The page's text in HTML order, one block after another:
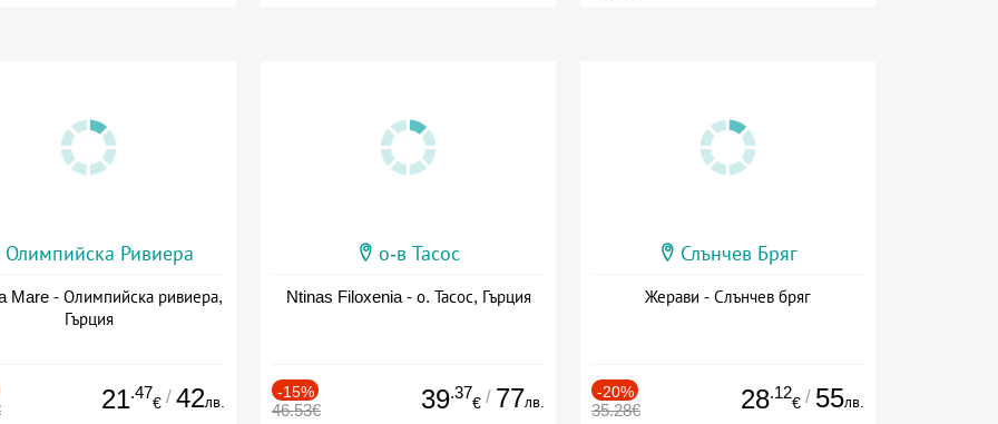
Олимпийска Ривиера
Mare - Олимпийска ривиера,
Гърция
21.47
€ / 42лв.
о-в Тасос
Ntinas Filoxenia - о. Тасос, Гърция
-15%
46.53€ 39.37
€ / 77лв.
Слънчев Бряг
Жерави - Слънчев бряг
-20%
35.28€ 28.12
€ / 55лв.